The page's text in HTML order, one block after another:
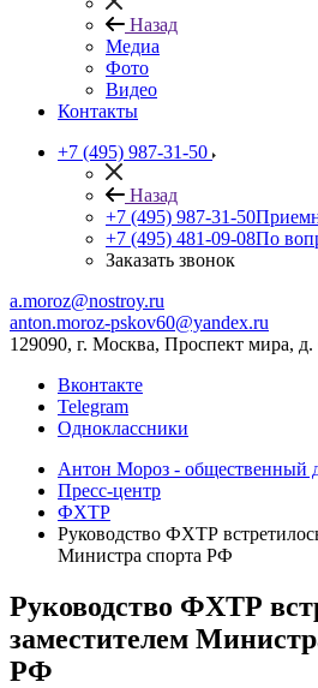
Назад
Медиа
Фото
Видео
Контакты
+7 (495) 987-31-50
Назад
+7 (495) 987-31-50
+7 (495) 481-09-08По
Заказать звонок
a.moroz@nostroy.ru
anton.moroz-pskov60@yandex.ru
129090, г. Москва, Проспект мира, д.
Вконтакте
Telegram
Одноклассники
Антон Мороз - общественный
Пресс-центр
ФХТР
Руководство ФХТР
Министра спорта РФ
Руководство ФХТР
заместителем
РФ